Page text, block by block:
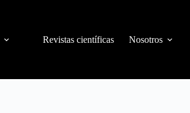
Revistas científicas Nosotros